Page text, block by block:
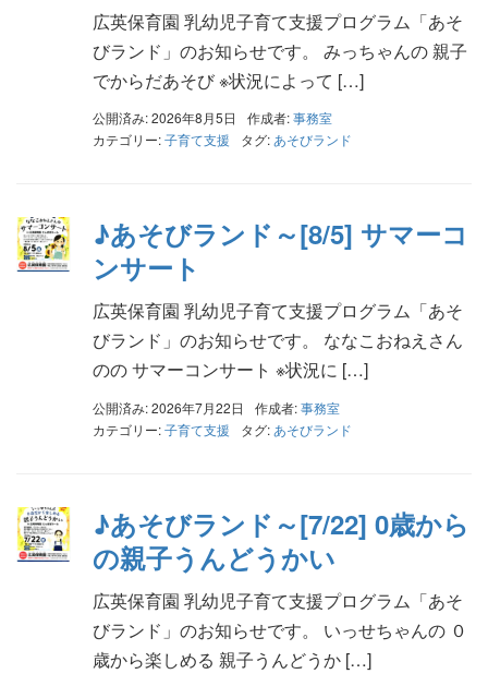
広英保育園 乳幼児子育て支援プログラム「あそ
びランド」のお知らせです。 みっちゃんの 親子
でからだあそび ※状況によって […]
公開済み: 2026年8月5日 作成者:事務室
カテゴリー:子育て支援 タグ: あそびランド
♪あそびランド～[8/5] サマーコ
ンサート
広英保育園 乳幼児子育て支援プログラム「あそ
びランド」のお知らせです。 ななこおねえさん
のの サマーコンサート ※状況に […]
公開済み: 2026年7月22日 作成者:事務室
カテゴリー:子育て支援 タグ: あそびランド
♪あそびランド～[7/22] 0歳から
の親子うんどうかい
広英保育園 乳幼児子育て支援プログラム「あそ
びランド」のお知らせです。 いっせちゃんの ０
歳から楽しめる 親子うんどうか […]